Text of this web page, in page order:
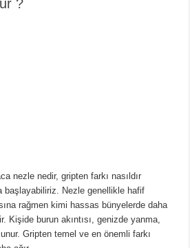
?
nezle nedir, gripten farkı nasıldır
başlayabiliriz. Nezle genellikle hafif
rağmen kimi hassas bünyelerde daha
Kişide burun akıntısı, genizde yanma,
Gripten temel ve en önemli farkı